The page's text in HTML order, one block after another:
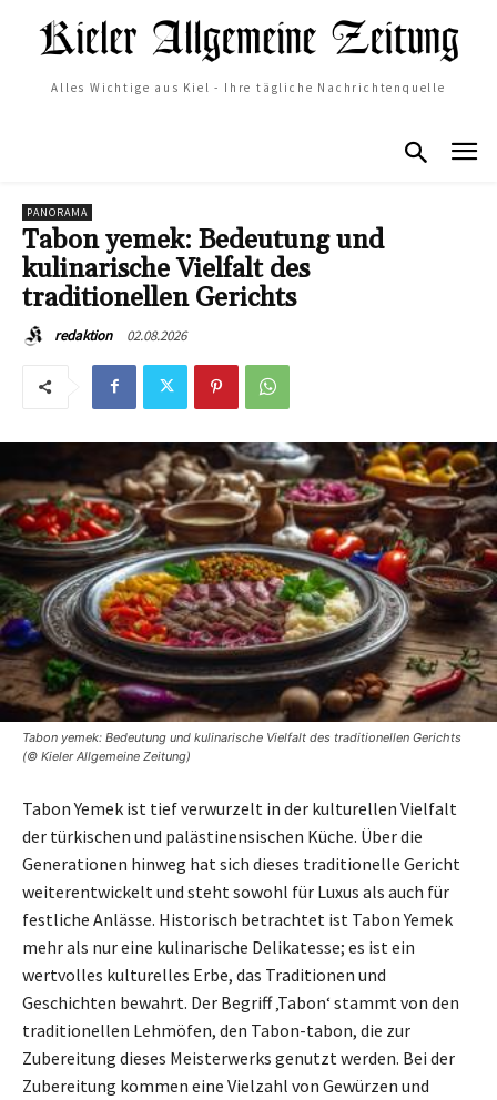
Alles Wichtige aus Kiel - Ihre tägliche Nachrichtenquelle
PANORAMA
Tabon yemek: Bedeutung und
kulinarische Vielfalt des
traditionellen Gerichts
redaktion 02.08.2026
Tabon yemek: Bedeutung und kulinarische Vielfalt des traditionellen Gerichts
(© Kieler Allgemeine Zeitung)
Tabon Yemek ist tief verwurzelt in der kulturellen Vielfalt
der türkischen und palästinensischen Küche. Über die
Generationen hinweg hat sich dieses traditionelle Gericht
weiterentwickelt und steht sowohl für Luxus als auch für
festliche Anlässe. Historisch betrachtet ist Tabon Yemek
mehr als nur eine kulinarische Delikatesse; es ist ein
wertvolles kulturelles Erbe, das Traditionen und
Geschichten bewahrt. Der Begriff ‚Tabon‘ stammt von den
traditionellen Lehmöfen, den Tabon-tabon, die zur
Zubereitung dieses Meisterwerks genutzt werden. Bei der
Zubereitung kommen eine Vielzahl von Gewürzen und